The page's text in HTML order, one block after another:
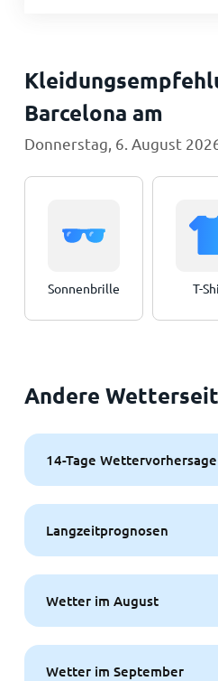
Barcelona am
Donnerstag, 6. August
Sonnenbrille T-
Andere
14-Tage Wettervorhersage
Langzeitprognosen
Wetter im August
Wetter im September